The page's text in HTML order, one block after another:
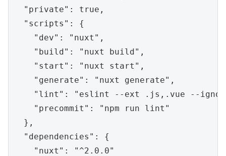
  "private": true,
  "scripts": {
    "dev": "nuxt",
    "build": "nuxt build",
    "start": "nuxt start",
    "generate": "nuxt generate",
"lint": "eslint --ext .js,.vue --
    "precommit": "npm run lint"
  },
  "dependencies": {
    "nuxt": "^2.0.0"